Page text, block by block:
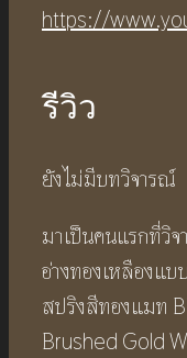
https://
รีวิว
ยังไม่มีบทวิจารณ์
มาเป็นคนแรกที่วิจ
อ่างทองเหลืองแ
สปริงสีทองแมท
Brushed Gold